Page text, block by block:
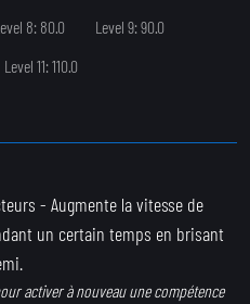
8: 80.0
Level 9: 90.0
Level 11: 110.0
- Augmente la vitesse de
un certain temps en brisant
activer à nouveau une compétence